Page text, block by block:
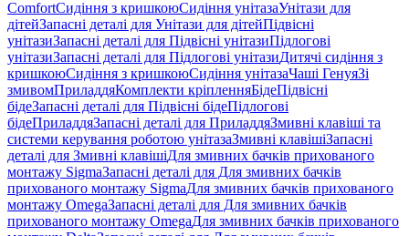
ComfortСидіння з кришкоюСидіння унітазаУнітази для
дітейЗапасні деталі для Унітази для дітейПідвісні
унітазиЗапасні деталі для Підвісні унітазиПідлогові
унітазиЗапасні деталі для Підлогові унітазиДитячі сидіння з
кришкоюСидіння з кришкоюСидіння унітазаЧаші ГенуяЗі
змивомПриладдяКомплекти кріпленняБідеПідвісні
бідеЗапасні деталі для Підвісні бідеПідлогові
бідеПриладдяЗапасні деталі для ПриладдяЗмивні клавіші та
системи керування роботою унітазаЗмивні клавішіЗапасні
деталі для Змивні клавішіДля змивних бачків прихованого
монтажу SigmaЗапасні деталі для Для змивних бачків
прихованого монтажу SigmaДля змивних бачків прихованого
монтажу OmegaЗапасні деталі для Для змивних бачків
прихованого монтажу OmegaДля змивних бачків прихованого